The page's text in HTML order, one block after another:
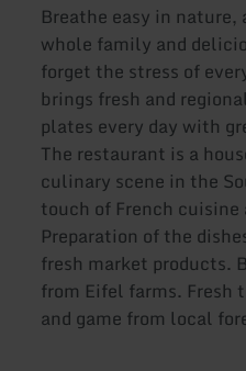
Breathe easy in
whole family and
forget the stress of
brings fresh and
plates every day with
The restaurant is a
culinary scene in the
touch of French cuisine
Preparation of the
fresh market products.
from Eifel farms.
and game from local